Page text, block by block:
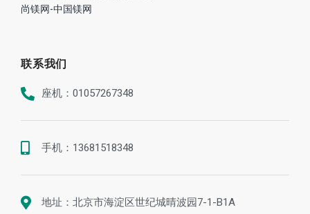
尚镁网-中国镁网
联系我们
座机：01057267348
手机：13681518348
地址：北京市海淀区世纪城晴波园7-1-B1A